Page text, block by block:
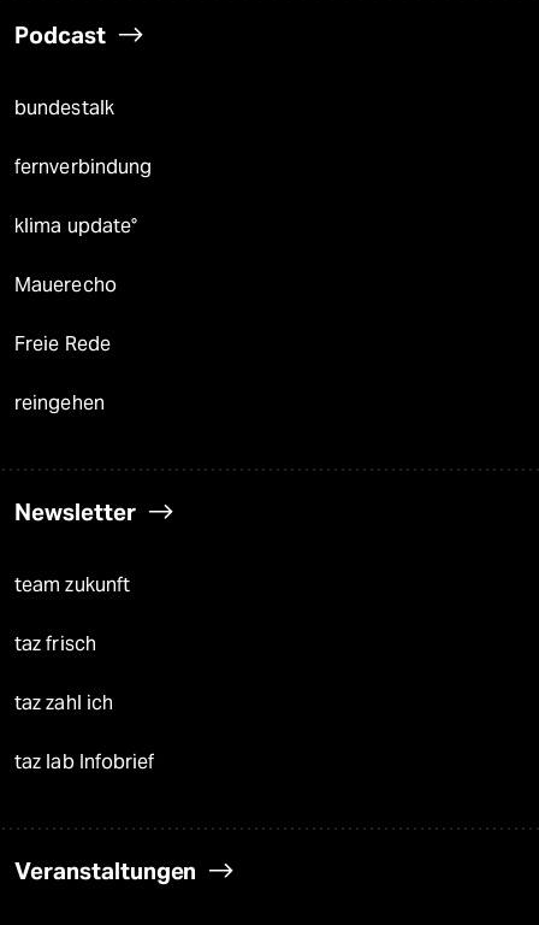
Podcast
bundestalk
fernverbindung
klima update°
Mauerecho
Freie Rede
reingehen
Newsletter
team zukunft
taz frisch
taz zahl ich
taz lab Infobrief
Veranstaltungen